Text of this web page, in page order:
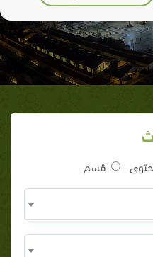
قسم